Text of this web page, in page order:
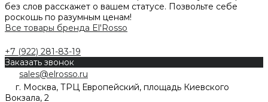
без слов расскажет о вашем статусе. Позвольте себе
роскошь по разумным ценам!
Все товары бренда El'Rosso
+7 (922) 281-83-19
Заказать звонок
sales@elrosso.ru
г. Москва, ТРЦ Европейский, площадь Киевского
Вокзала, 2